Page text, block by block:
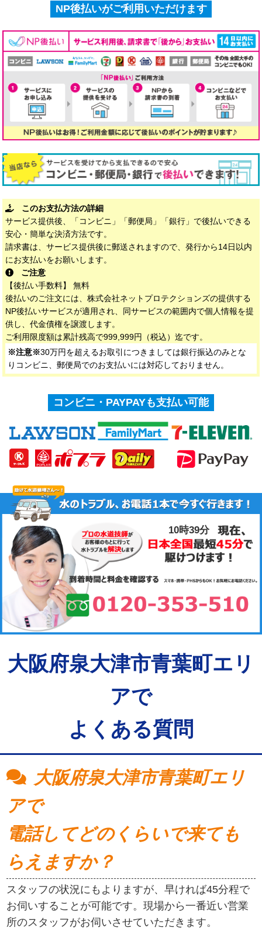
NP後払いがご利用いただけます
このお支払方法の詳細
サービス提供後、「コンビニ」「郵便局」「銀行」で後払いできる
安心・簡単な決済方法です。
請求書は、サービス提供後に郵送されますので、発行から14日以内
にお支払いをお願いします。
ご注意
【後払い手数料】 無料
後払いのご注文には、株式会社ネットプロテクションズの提供する
NP後払いサービスが適用され、同サービスの範囲内で個人情報を提
供し、代金債権を譲渡します。
ご利用限度額は累計残高で999,999円（税込）迄です。
※注意※30万円を超えるお取引につきましては銀行振込のみとな
りコンビニ、郵便局でのお支払いには対応しておりません。
コンビニ・PAYPAYも支払い可能
10時39分
大阪府泉大津市青葉町エリ
アで
よくある質問
大阪府泉大津市青葉町エリ
アで
電話してどのくらいで来ても
らえますか？
スタッフの状況にもよりますが、早ければ45分程で
お伺いすることが可能です。現場から一番近い営業
所のスタッフがお伺いさせていただきます。